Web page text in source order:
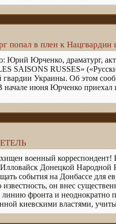
попал в плен к Нацгвардии
Юрий Юрченко, драматург,
SAISONS RUSSES»
Украины. Об этом
начале июня Юрченко приехал
военный корреспондент!
Илловайск Донецкой
события на Донбассе для
известность, он внес
линию фронта и неоднократно
киевскими властями,